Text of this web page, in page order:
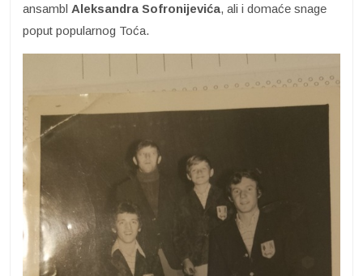
ansambl Aleksandra Sofronijevića, ali i domaće snage
poput popularnog Toća.